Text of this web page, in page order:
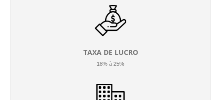
TAXA DE LUCRO
18% à 25%